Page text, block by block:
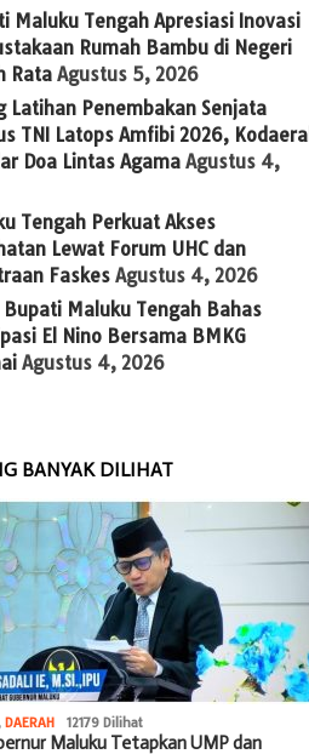
Maluku Tengah Apresiasi Inovasi
Rumah Bambu di Negeri
Rata Agustus 5, 2026
Latihan Penembakan Senjata
TNI Latops Amfibi 2026, Kodaeral
Doa Lintas Agama Agustus 4,
Tengah Perkuat Akses
Lewat Forum UHC dan
Faskes Agustus 4, 2026
Bupati Maluku Tengah Bahas
El Nino Bersama BMKG
Agustus 4, 2026
BANYAK DILIHAT
DAERAH 12179 Dilihat
Maluku Tetapkan UMP dan